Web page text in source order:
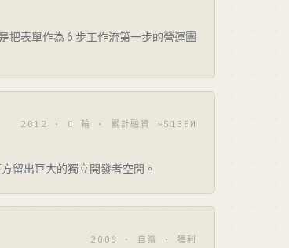
表單作為 6 步工作流第一步的營運團
2012 · C 輪 · 累計融資 ~$135M
留出巨大的獨立開發者空間。
2006 · 自籌 · 獲利